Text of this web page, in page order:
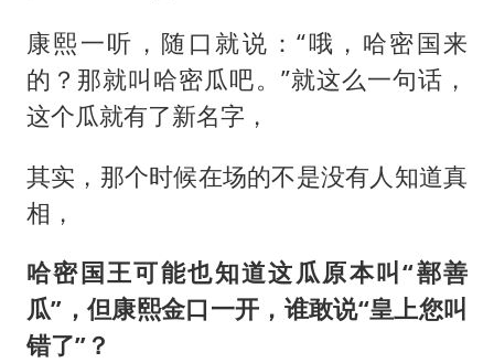
康熙一听，随口就说：“哦，哈密国来
的？那就叫哈密瓜吧。”就这么一句话，
这个瓜就有了新名字，
其实，那个时候在场的不是没有人知道真
相，
哈密国王可能也知道这瓜原本叫“鄯善
瓜”，但康熙金口一开，谁敢说“皇上您叫
错了”？